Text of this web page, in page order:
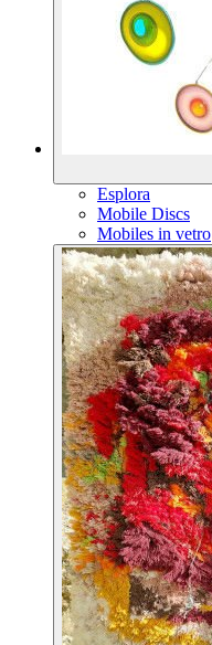
Esplora
Mobile Discs
Mobiles in vetro